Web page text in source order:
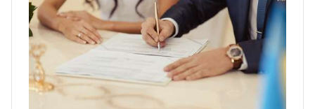
IN
TE
G